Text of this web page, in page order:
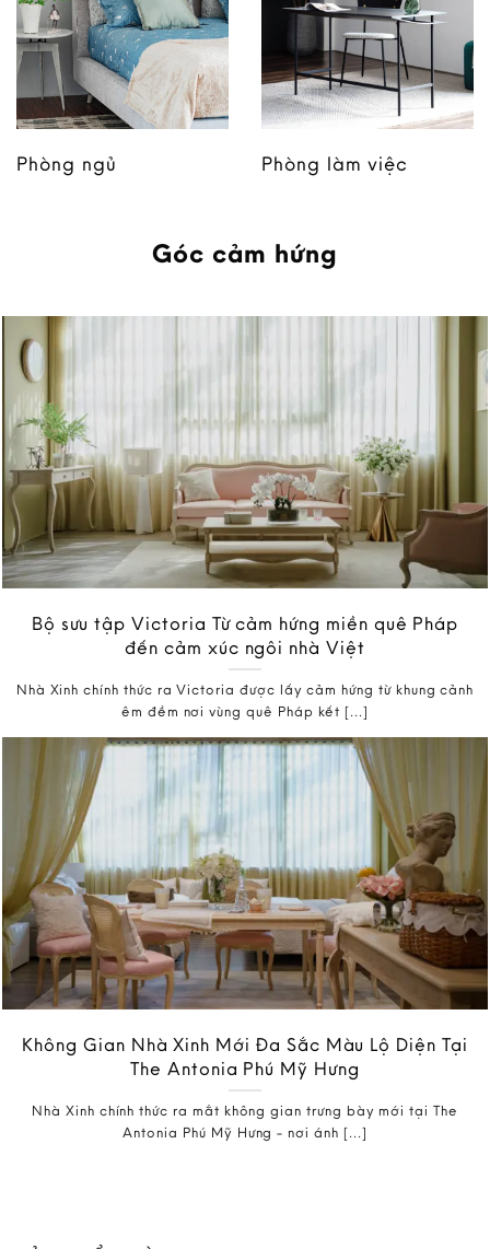
Phòng ngủ Phòng làm việc
Góc cảm hứng
Bộ sưu tập Victoria Từ cảm hứng miền quê Pháp
đến cảm xúc ngôi nhà Việt
Nhà Xinh chính thức ra Victoria được lấy cảm hứng từ khung cảnh
êm đềm nơi vùng quê Pháp kết [...]
Không Gian Nhà Xinh Mới Đa Sắc Màu Lộ Diện Tại
The Antonia Phú Mỹ Hưng
Nhà Xinh chính thức ra mắt không gian trưng bày mới tại The
Antonia Phú Mỹ Hưng - nơi ánh [...]